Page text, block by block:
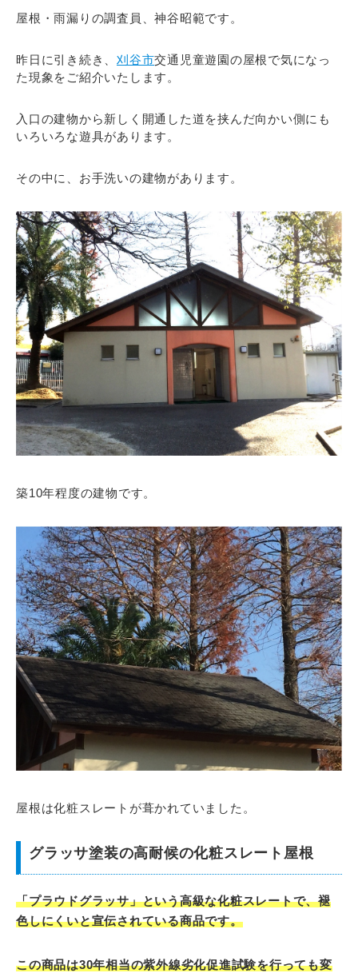
屋根・雨漏りの調査員、神谷昭範です。
昨日に引き続き、 刈谷市交通児童遊園の屋根で気になっ
た現象をご紹介いたします。
入口の建物から新しく開通した道を挟んだ向かい側にも
いろいろな遊具があります。
その中に、お手洗いの建物があります。
築10年程度の建物です。
屋根は化粧スレートが葺かれていました。
グラッサ塗装の高耐候の化粧スレート屋根
「プラウドグラッサ」という高級な化粧スレートで、褪
色しにくいと宣伝されている商品です。
この商品は30年相当の紫外線劣化促進試験を行っても変